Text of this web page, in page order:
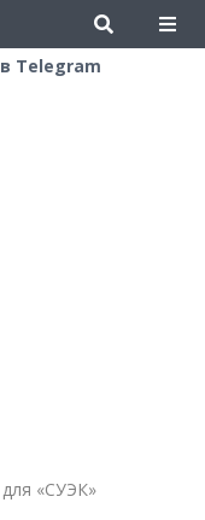
Telegram
«СУЭК»